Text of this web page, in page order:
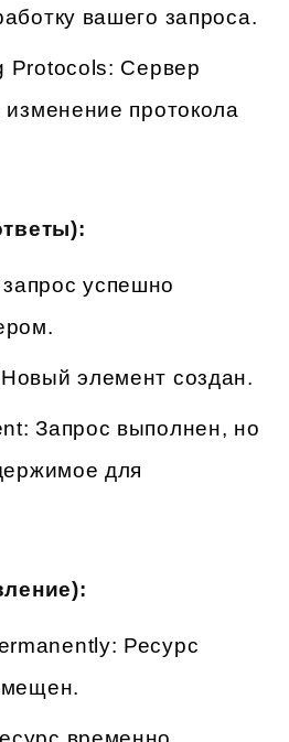
вашего запроса.
Protocols: Сервер
протокола
успешно
элемент создан.
Запрос выполнен, но
для
Ресурс